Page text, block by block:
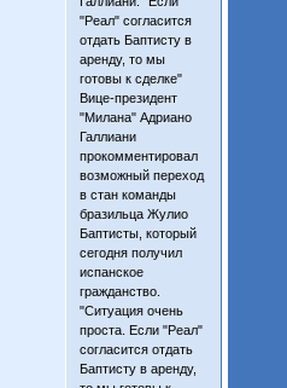
"Реал" согласится
отдать Баптисту в
аренду, то мы
готовы к сделке"
Вице-президент
"Милана" Адриано
Галлиани
прокомментировал
возможный переход
в стан команды
бразильца Жулио
Баптисты, который
сегодня получил
испанское
гражданство.
"Ситуация очень
проста. Если "Реал"
согласится отдать
Баптисту в аренду,